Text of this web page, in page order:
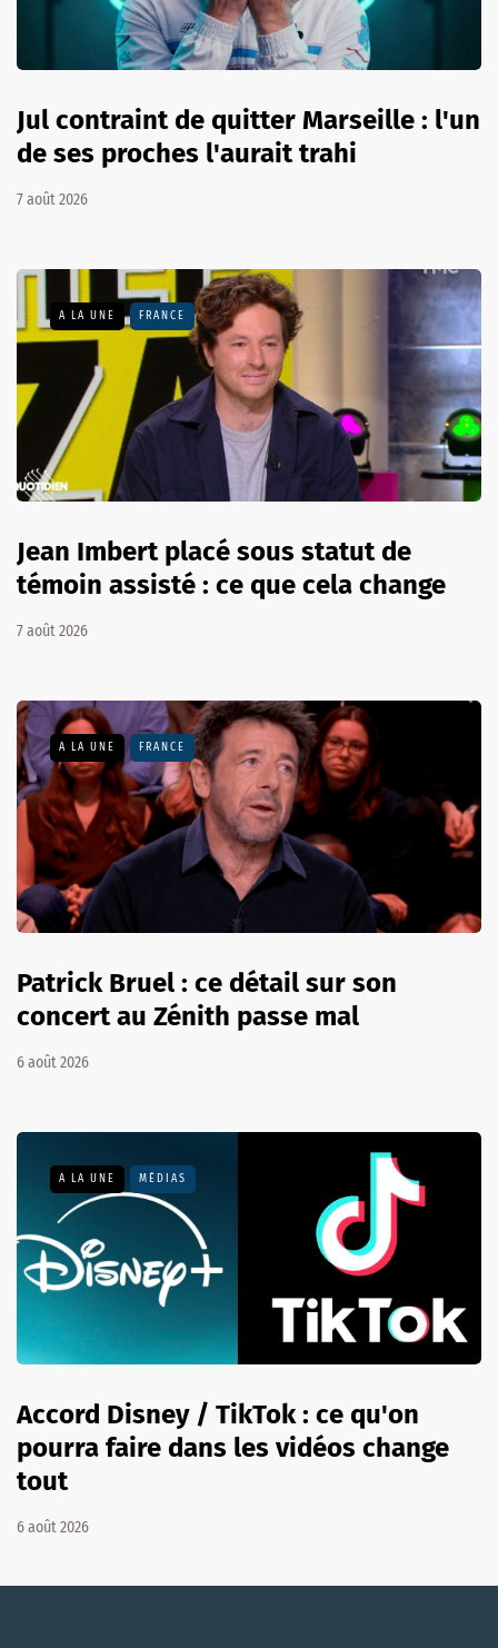
Jul contraint de quitter Marseille : l'un
de ses proches l'aurait trahi
7 août 2026
A LA UNE FRANCE
Jean Imbert placé sous statut de
témoin assisté : ce que cela change
7 août 2026
A LA UNE FRANCE
Patrick Bruel : ce détail sur son
concert au Zénith passe mal
6 août 2026
A LA UNE MÉDIAS
Accord Disney / TikTok : ce qu'on
pourra faire dans les vidéos change
tout
6 août 2026